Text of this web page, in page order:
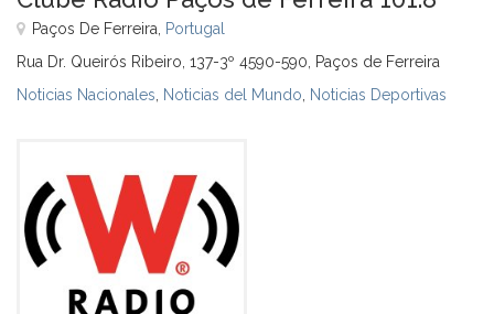
Paços De Ferreira, Portugal
Rua Dr. Queirós Ribeiro, 137-3º 4590-590, Paços de Ferreira
Noticias Nacionales Noticias del Mundo Noticias Deportivas